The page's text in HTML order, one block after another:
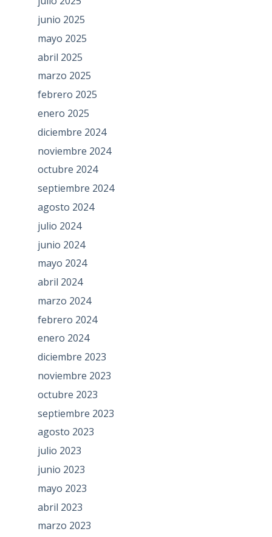
junio 2025
mayo 2025
abril 2025
marzo 2025
febrero 2025
enero 2025
diciembre 2024
noviembre 2024
octubre 2024
septiembre 2024
agosto 2024
julio 2024
junio 2024
mayo 2024
abril 2024
marzo 2024
febrero 2024
enero 2024
diciembre 2023
noviembre 2023
octubre 2023
septiembre 2023
agosto 2023
julio 2023
junio 2023
mayo 2023
abril 2023
marzo 2023